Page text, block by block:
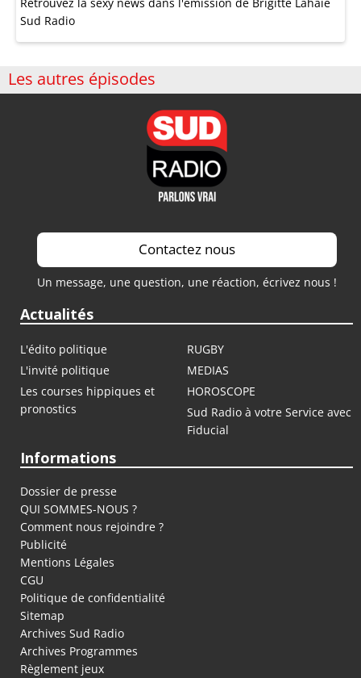
Retrouvez la sexy news dans l'émission de Brigitte Lahaie
Sud Radio
Les autres épisodes
Contactez nous
Un message, une question, une réaction, écrivez nous !
Actualités
L'édito politique
RUGBY
L'invité politique
MEDIAS
Les courses hippiques et
pronostics
HOROSCOPE
Sud Radio à votre Service avec
Fiducial
Informations
Dossier de presse
QUI SOMMES-NOUS ?
Comment nous rejoindre ?
Publicité
Mentions Légales
CGU
Politique de confidentialité
Sitemap
Archives Sud Radio
Archives Programmes
Règlement jeux